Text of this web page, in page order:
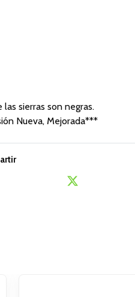
sierras son negras.
Nueva, Mejorada***